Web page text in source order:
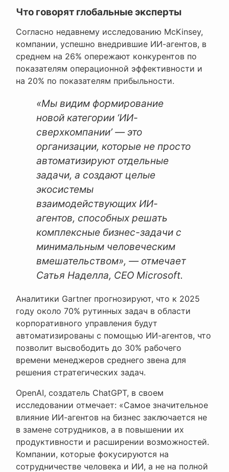
Что говорят глобальные эксперты
Согласно недавнему исследованию McKinsey,
компании, успешно внедрившие ИИ-агентов, в
среднем на 26% опережают конкурентов по
показателям операционной эффективности и
на 20% по показателям прибыльности.
«Мы видим формирование
новой категории ‘ИИ-
сверхкомпании’ — это
организации, которые не просто
автоматизируют отдельные
задачи, а создают целые
экосистемы
взаимодействующих ИИ-
агентов, способных решать
комплексные бизнес-задачи с
минимальным человеческим
вмешательством», — отмечает
Сатья Наделла, CEO Microsoft.
Аналитики Gartner прогнозируют, что к 2025
году около 70% рутинных задач в области
корпоративного управления будут
автоматизированы с помощью ИИ-агентов, что
позволит высвободить до 30% рабочего
времени менеджеров среднего звена для
решения стратегических задач.
OpenAI, создатель ChatGPT, в своем
исследовании отмечает: «Самое значительное
влияние ИИ-агентов на бизнес заключается не
в замене сотрудников, а в повышении их
продуктивности и расширении возможностей.
Компании, которые фокусируются на
сотрудничестве человека и ИИ, а не на полной